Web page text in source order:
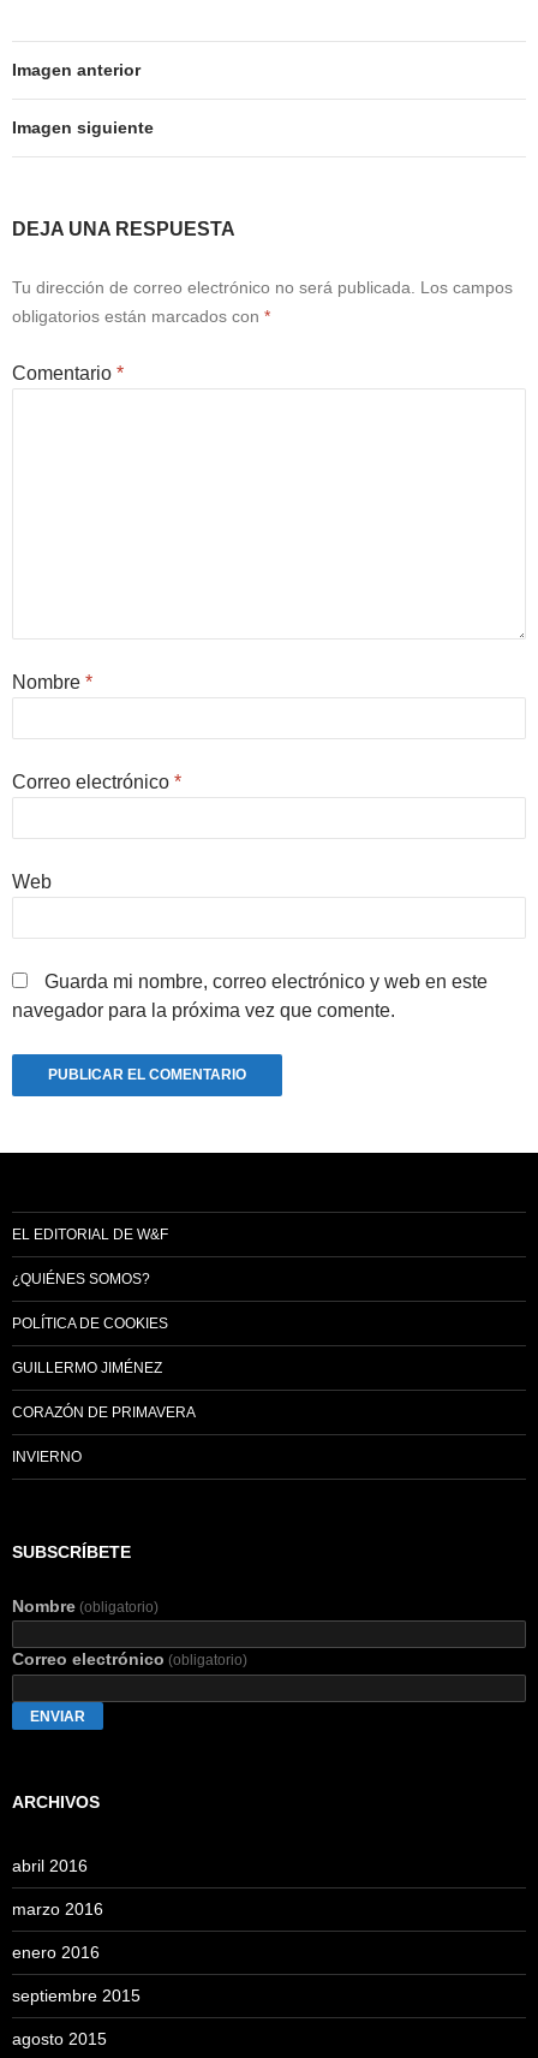
Imagen anterior
Imagen siguiente
DEJA UNA RESPUESTA
Tu dirección de correo electrónico no será publicada.
Los campos
obligatorios están marcados con *
Comentario *
Nombre *
Correo electrónico *
Web
Guarda mi nombre, correo electrónico y web en este
navegador para la próxima vez que comente.
EL EDITORIAL DE W&F
¿QUIÉNES SOMOS?
POLÍTICA DE COOKIES
GUILLERMO JIMÉNEZ
CORAZÓN DE PRIMAVERA
INVIERNO
SUBSCRÍBETE
Nombre (obligatorio)
Correo electrónico (obligatorio)
ENVIAR
ARCHIVOS
abril 2016
marzo 2016
enero 2016
septiembre 2015
agosto 2015